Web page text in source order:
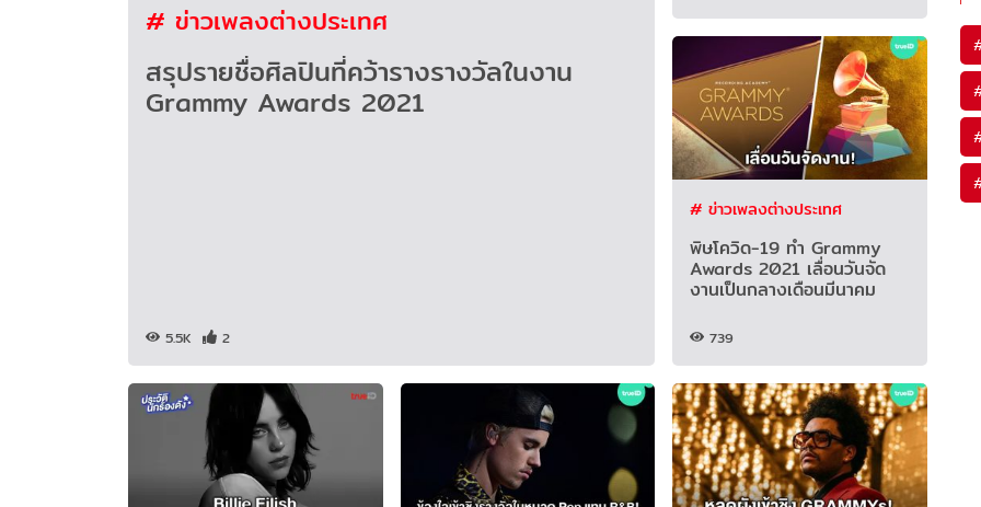
# ข่าวเพลงต่างประเทศ
สรุปรายชื่อศิลปินที่คว้ารางรางวัลในงาน
Grammy Awards 2021
5.5K 2
# ข่าวเพลงต่างประเทศ
พิษโควิด-19 ทำ Grammy
Awards 2021 เลื่อนวันจัด
งานเป็นกลางเดือนมีนาคม
739